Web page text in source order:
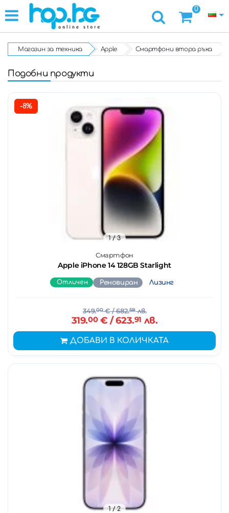
0
Магазин за техника Apple Смартфони втора ръка
Подобни продукти
-8%
Смартфон
Apple iPhone 14 128GB Starlight
1/ 3
Отличен Реновиран Лизинг
349.00€/ 682.58лв.
319.00€ / 623.91 лв.
ДОБАВИ В КОЛИЧКАТА
1/ 2